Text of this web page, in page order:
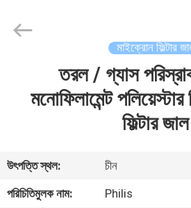
আমাদের
সম্পর্কে
Technology
মাইক্রোন ফিল্টার
তরল / গ্যাস
মনোফিলামেন্ট
ফিল্টার জাল
উৎপত্তি স্থল:
চীন
পরিচিতিমুলক নাম:
Philis